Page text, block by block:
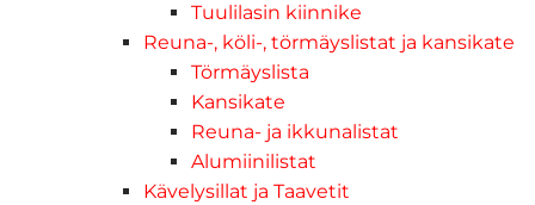
Tuulilasin kiinnike
Reuna-, köli-, törmäyslistat ja kansikate
Törmäyslista
Kansikate
Reuna- ja ikkunalistat
Alumiinilistat
Kävelysillat ja Taavetit